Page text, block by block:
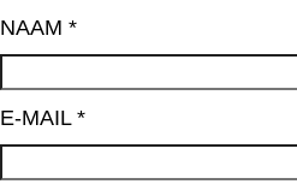
NAAM *
E-MAIL *